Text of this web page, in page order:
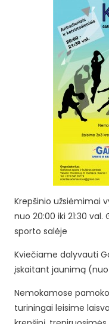
Krepšinio užsiėmimai
nuo 20:00 iki 21:30
sporto salėje
Kviečiame dalyvauti
įskaitant jaunimą
Nemokamose
turiningai leisime